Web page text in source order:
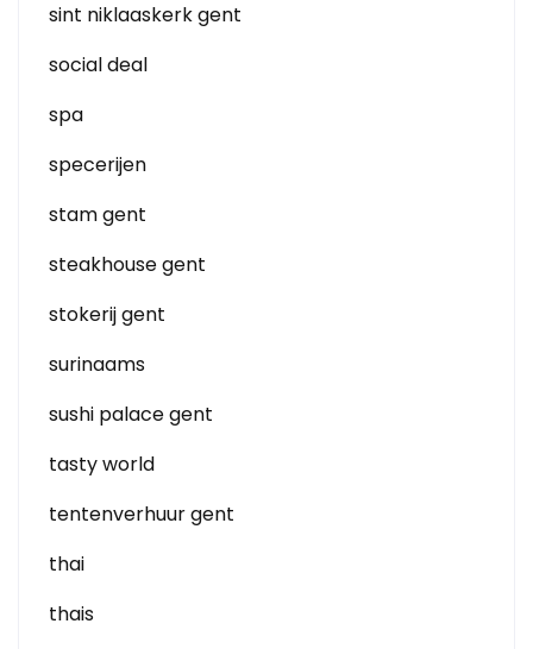
sint niklaaskerk gent
social deal
spa
specerijen
stam gent
steakhouse gent
stokerij gent
surinaams
sushi palace gent
tasty world
tentenverhuur gent
thai
thais